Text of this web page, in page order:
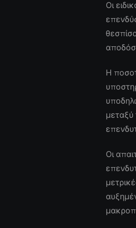
Οι
Η
μεταξύ
Οι